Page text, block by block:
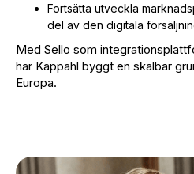
Fortsätta utveckla
del av den digitala
Med Sello som
har Kappahl byggt en skalbar
Europa.